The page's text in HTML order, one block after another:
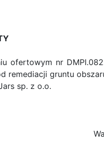
ofertowym nr
remediacji gruntu
sp. z o.o.